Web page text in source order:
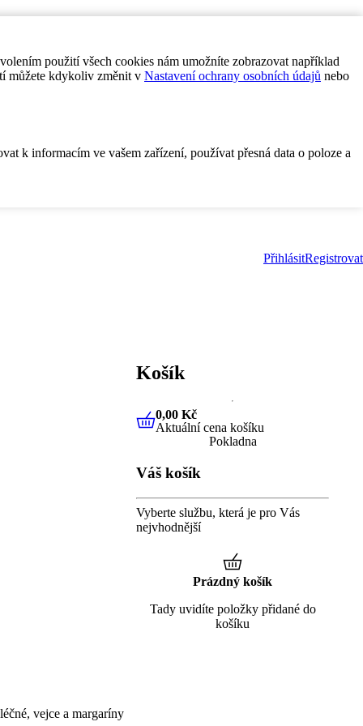
použití všech cookies nám umožníte zobrazovat například
můžete kdykoliv změnit v Nastavení ochrany osobních údajů nebo
k informacím ve vašem zařízení, používat přesná data o poloze a
PřihlásitRegistrovat
vejce a margaríny
Košík
0,00 KčAktuální cena košíku
0,00 Kč
Aktuální cena košíku
Pokladna
Váš košík
Vyberte službu, která je pro Vás
nejvhodnější
Prázdný košík
Tady uvidíte položky přidané do
košíku